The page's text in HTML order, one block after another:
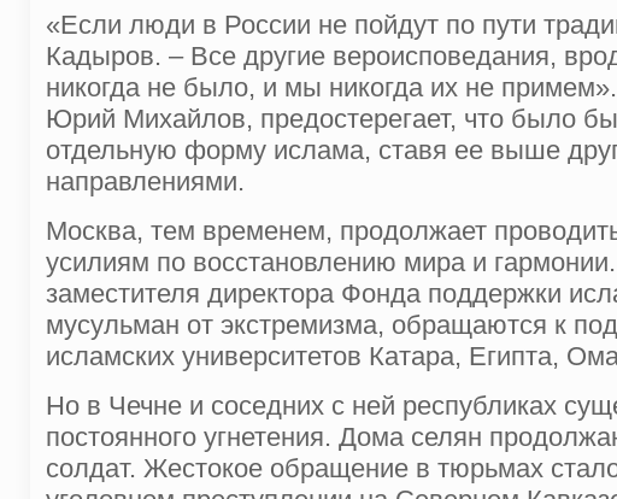
«Если люди в России не пойдут по пути
Кадыров. – Все другие вероисповедания,
никогда не было, и мы никогда их не
Юрий Михайлов, предостерегает, что было
отдельную форму ислама, ставя ее выше
направлениями.
Москва, тем временем, продолжает
усилиям по восстановлению мира и
заместителя директора Фонда поддержки
мусульман от экстремизма, обращаются к
исламских университетов Катара, Египта,
Но в Чечне и соседних с ней республиках
постоянного угнетения. Дома селян
солдат. Жестокое обращение в тюрьмах